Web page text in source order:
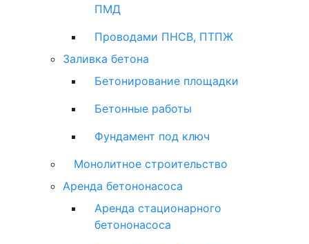
ПМД
Проводами ПНСВ, ПТПЖ
Заливка бетона
Бетонирование площадки
Бетонные работы
Фундамент под ключ
Монолитное строительство
Аренда бетононасоса
Аренда стационарного
бетононасоса